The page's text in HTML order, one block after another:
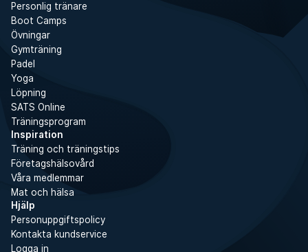
Personlig tränare
Boot Camps
Övningar
Gymträning
Padel
Yoga
Löpning
SATS Online
Träningsprogram
Inspiration
Träning och träningstips
Företagshälsovård
Våra medlemmar
Mat och hälsa
Hjälp
Personuppgiftspolicy
Kontakta kundservice
Logga in